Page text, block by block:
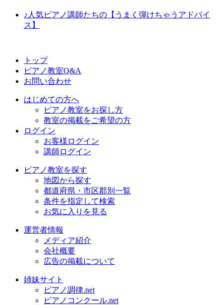
♪人気ピアノ講師たちの【うまく弾けちゃうアドバイ
ス】
トップ
ピアノ教室Q&A
お問い合わせ
はじめての方へ
ピアノ教室をお探し方
教室の掲載をご希望の方
ログイン
お客様ログイン
講師ログイン
ピアノ教室を探す
地図から探す
都道府県・市区郡別一覧
条件を指定して検索
お気に入りを見る
運営者情報
メディア紹介
会社概要
広告の掲載について
姉妹サイト
ピアノ調律.net
ピアノコンクール.net